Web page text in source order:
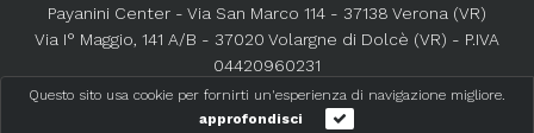
Questo sito usa cookie per fornirti un'esperienza di navigazione migliore.
approfondisci
Payanini Center - Via San Marco 114 - 37138 Verona (VR)
Via I° Maggio, 141 A/B - 37020 Volargne di Dolcè (VR) - P.IVA
04420960231
+39 045 8536211
info@veronarugby.it